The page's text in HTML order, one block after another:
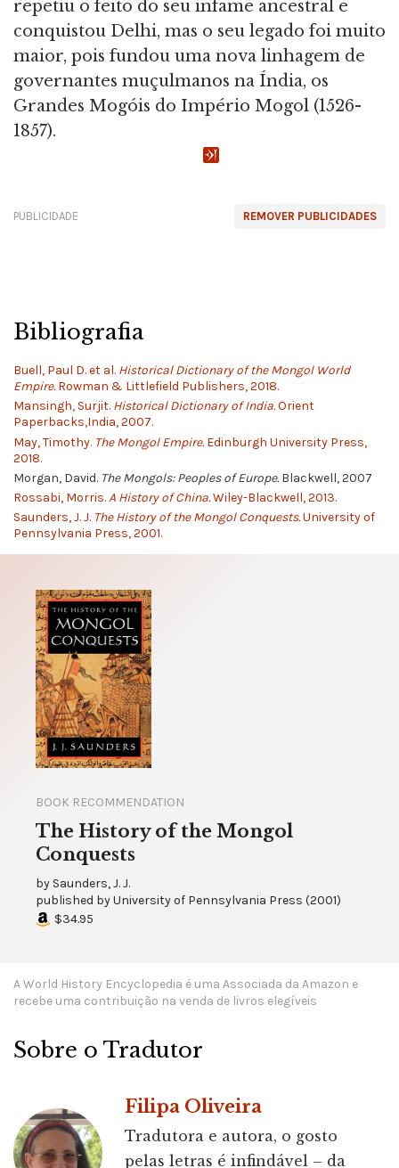
repetiu o feito do seu infame ancestral e
conquistou Delhi, mas o seu legado foi muito
maior, pois fundou uma nova linhagem de
governantes muçulmanos na Índia, os
Grandes Mogóis do Império Mogol (1526-
1857).
REMOVER PUBLICIDADES
PUBLICIDADE
Bibliografia
Buell, Paul D. et al. Historical Dictionary of the Mongol World
Empire.Rowman & Littlefield Publishers, 2018.
Mansingh, Surjit. Historical Dictionary of India.Orient
Paperbacks,India, 2007.
May, Timothy. The Mongol Empire.Edinburgh University Press,
2018.
Morgan, David. The Mongols: Peoples of Europe.Blackwell, 2007
Rossabi, Morris.A History of China.Wiley-Blackwell, 2013.
Saunders, J. J. The History of the Mongol Conquests.University of
Pennsylvania Press, 2001.
BOOK RECOMMENDATION
The History of the Mongol
Conquests
by Saunders, J. J.
published byUniversity of Pennsylvania Press (2001)
$34.95
A World History Encyclopedia é uma Associada da Amazon e
recebe uma contribuição na venda de livros elegíveis
Sobre o Tradutor
Filipa Oliveira
Tradutora e autora, o gosto
pelas letras é infindável – da